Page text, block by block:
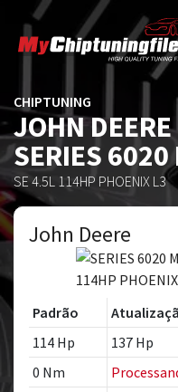
CHIPTUNING
JOHN DEERE
SERIES
SE 4.5L 114HP PHOENIX L3
John Deere
Padrão
114 Hp
137 Hp
0 Nm